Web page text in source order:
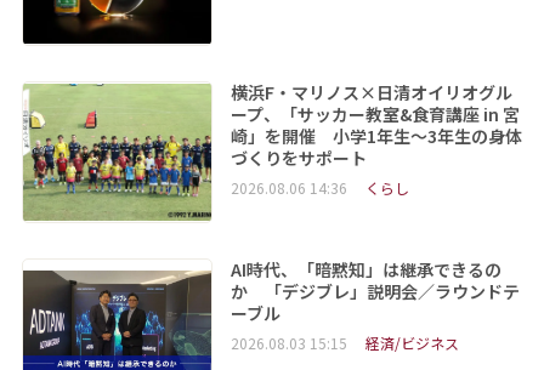
横浜F・マリノス×日清オイリオグル
ープ、「サッカー教室&食育講座 in 宮
崎」を開催 小学1年生～3年生の身体
づくりをサポート
2026.08.06 14:36 くらし
AI時代、「暗黙知」は継承できるの
か 「デジブレ」説明会／ラウンドテ
ーブル
2026.08.03 15:15 経済/ビジネス